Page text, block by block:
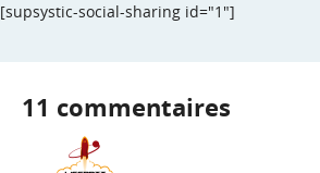
[supsystic-social-sharing id="1"]
11 commentaires